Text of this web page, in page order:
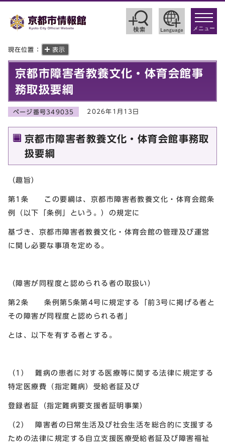
toggle
メニュー
現在位置： 表示
京都市障害者教養文化・体育会館事
務取扱要綱
ページ番号349035 2026年1月13日
京都市障害者教養文化・体育会館事務取
扱要綱
（趣旨）
第1条 この要綱は、京都市障害者教養文化・体育会館条
例（以下「条例」という。）の規定に
基づき、京都市障害者教養文化・体育会館の管理及び運営
に関し必要な事項を定める。
（障害が同程度と認められる者の取扱い）
第2条 条例第5条第4号に規定する「前3号に掲げる者と
その障害が同程度と認められる者」
とは、以下を有する者とする。
（1） 難病の患者に対する医療等に関する法律に規定する
特定医療費（指定難病）受給者証及び
登録者証（指定難病要支援者証明事業）
（2） 障害者の日常生活及び社会生活を総合的に支援する
ための法律に規定する自立支援医療受給者証及び障害福祉